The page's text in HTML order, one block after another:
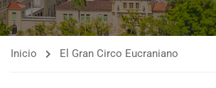
Inicio El Gran Circo Eucraniano